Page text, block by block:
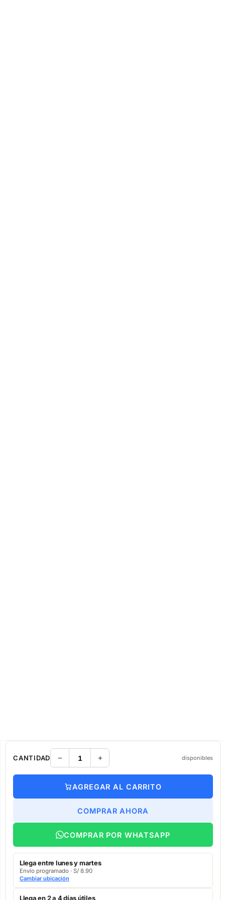
CANTIDAD disponibles
AGREGAR AL CARRITO
COMPRAR AHORA
COMPRAR POR WHATSAPP
Llega entre lunes y martes
Envío programado · S/ 8.90
Cambiar ubicación
Llega en 2 a 4 días útiles